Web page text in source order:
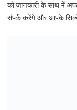
को जानकारी के साथ में
संपर्क करेंगे और आपके